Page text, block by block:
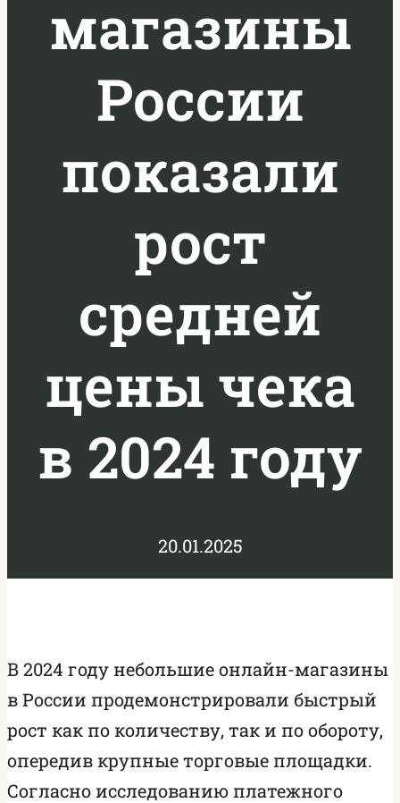
магазины
России
показали
рост
средней
цены чека
в 2024 году
20.01.2025
В 2024 году небольшие онлайн-магазины
в России продемонстрировали быстрый
рост как по количеству, так и по обороту,
опередив крупные торговые площадки.
Согласно исследованию платежного